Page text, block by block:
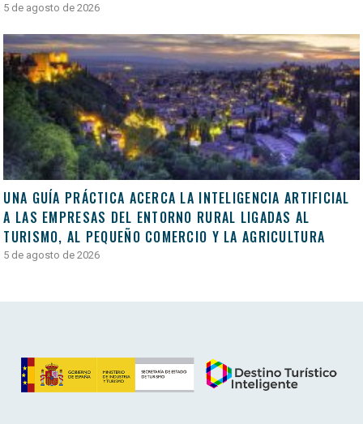
5 de agosto de 2026
UNA GUÍA PRÁCTICA ACERCA LA INTELIGENCIA ARTIFICIAL
A LAS EMPRESAS DEL ENTORNO RURAL LIGADAS AL
TURISMO, AL PEQUEÑO COMERCIO Y LA AGRICULTURA
5 de agosto de 2026